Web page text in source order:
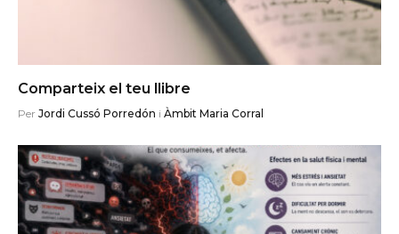
Comparteix el teu llibre
Per Jordi Cussó Porredón i Àmbit Maria Corral